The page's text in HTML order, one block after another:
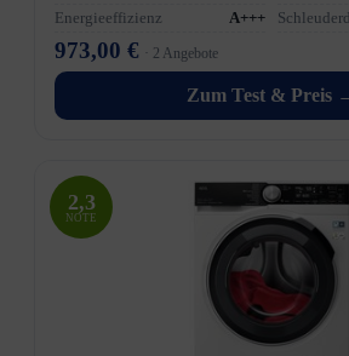
Energieeffizienz
A+++
973,00 € · 2 Angebote
Zum Test & Preis
2,3
NOTE